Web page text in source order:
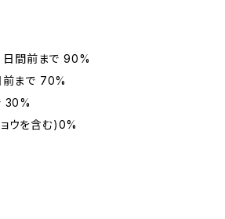
間前まで 90%
まで 70%
30%
ウを含む)0%